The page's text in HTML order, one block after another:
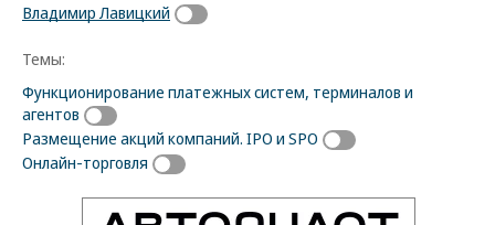
Владимир Лавицкий
Темы:
Функционирование платежных систем, терминалов и
агентов
Размещение акций компаний. IPO и SPO
Онлайн-торговля